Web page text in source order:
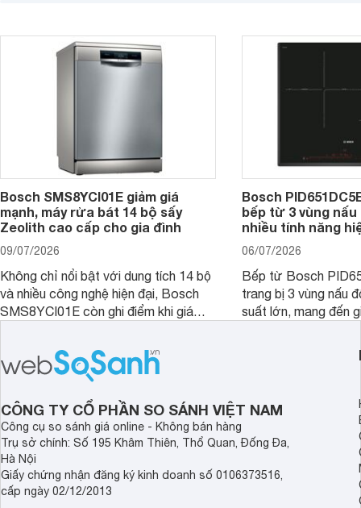
nhiều cửa hàng, đại lý.
mẫu bếp đáp ứng
Bosch SMS8YCI01E giảm giá
mạnh, máy rửa bát 14 bộ sấy
Zeolith cao cấp cho gia đình
09/07/2026
Không chỉ nổi bật với dung tích 14 bộ
và nhiều công nghệ hiện đại, Bosch
SMS8YCI01E còn ghi điểm khi giá
thời điểm mới mở bán, mang lại tỷ lệ
giá trị/chi phí hấp dẫn hơn cho người
dùng đang tìm kiếm một mẫu máy rửa
bát cao cấp.
Bosch
bếp từ 3 vùng
nhiều tính năng
06/07/2026
Bếp từ Bosch
trang bị 3 vùng nấu
suất lớn, mang đến
CÔNG TY CỔ PHẦN SO SÁNH VIỆT NAM
Công cụ so sánh giá online - Không bán hàng
Trụ sở chính: Số 195 Khâm Thiên, Thổ Quan, Đống Đa,
Hà Nội
Giấy chứng nhận đăng ký kinh doanh số 0106373516,
cấp ngày 02/12/2013